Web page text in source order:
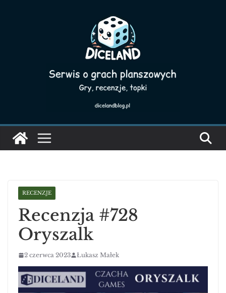
RECENZJE
Recenzja #728
Oryszalk
2 czerwca 2023 Łukasz Małek